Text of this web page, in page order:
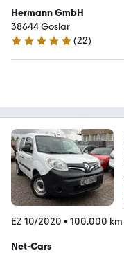
Hermann GmbH
38644 Goslar
5 Sterne
(22)
EZ 10/2020 • 100.000 km
Net-Cars